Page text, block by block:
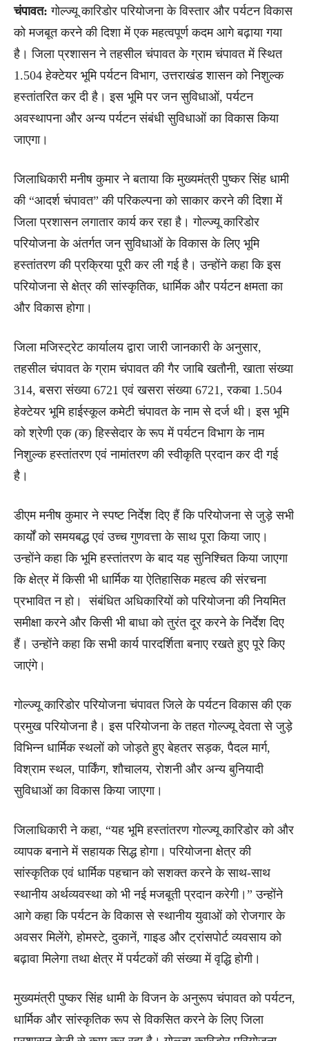
चंपावत: गोल्ज्यू कारिडोर परियोजना के विस्तार और पर्यटन विकास
को मजबूत करने की दिशा में एक महत्वपूर्ण कदम आगे बढ़ाया गया
है। जिला प्रशासन ने तहसील चंपावत के ग्राम चंपावत में स्थित
1.504 हेक्टेयर भूमि पर्यटन विभाग, उत्तराखंड शासन को निशुल्क
हस्तांतरित कर दी है। इस भूमि पर जन सुविधाओं, पर्यटन
अवस्थापना और अन्य पर्यटन संबंधी सुविधाओं का विकास किया
जाएगा।
जिलाधिकारी मनीष कुमार ने बताया कि मुख्यमंत्री पुष्कर सिंह धामी
की “आदर्श चंपावत” की परिकल्पना को साकार करने की दिशा में
जिला प्रशासन लगातार कार्य कर रहा है। गोल्ज्यू कारिडोर
परियोजना के अंतर्गत जन सुविधाओं के विकास के लिए भूमि
हस्तांतरण की प्रक्रिया पूरी कर ली गई है। उन्होंने कहा कि इस
परियोजना से क्षेत्र की सांस्कृतिक, धार्मिक और पर्यटन क्षमता का
और विकास होगा।
जिला मजिस्ट्रेट कार्यालय द्वारा जारी जानकारी के अनुसार,
तहसील चंपावत के ग्राम चंपावत की गैर जाबि खतौनी, खाता संख्या
314, बसरा संख्या 6721 एवं खसरा संख्या 6721, रकबा 1.504
हेक्टेयर भूमि हाईस्कूल कमेटी चंपावत के नाम से दर्ज थी। इस भूमि
को श्रेणी एक (क) हिस्सेदार के रूप में पर्यटन विभाग के नाम
निशुल्क हस्तांतरण एवं नामांतरण की स्वीकृति प्रदान कर दी गई
है।
डीएम मनीष कुमार ने स्पष्ट निर्देश दिए हैं कि परियोजना से जुड़े सभी
कार्यों को समयबद्ध एवं उच्च गुणवत्ता के साथ पूरा किया जाए।
उन्होंने कहा कि भूमि हस्तांतरण के बाद यह सुनिश्चित किया जाएगा
कि क्षेत्र में किसी भी धार्मिक या ऐतिहासिक महत्व की संरचना
प्रभावित न हो। संबंधित अधिकारियों को परियोजना की नियमित
समीक्षा करने और किसी भी बाधा को तुरंत दूर करने के निर्देश दिए
हैं। उन्होंने कहा कि सभी कार्य पारदर्शिता बनाए रखते हुए पूरे किए
जाएंगे।
गोल्ज्यू कारिडोर परियोजना चंपावत जिले के पर्यटन विकास की एक
प्रमुख परियोजना है। इस परियोजना के तहत गोल्ज्यू देवता से जुड़े
विभिन्न धार्मिक स्थलों को जोड़ते हुए बेहतर सड़क, पैदल मार्ग,
विश्राम स्थल, पार्किंग, शौचालय, रोशनी और अन्य बुनियादी
सुविधाओं का विकास किया जाएगा।
जिलाधिकारी ने कहा, “यह भूमि हस्तांतरण गोल्ज्यू कारिडोर को और
व्यापक बनाने में सहायक सिद्ध होगा। परियोजना क्षेत्र की
सांस्कृतिक एवं धार्मिक पहचान को सशक्त करने के साथ-साथ
स्थानीय अर्थव्यवस्था को भी नई मजबूती प्रदान करेगी।” उन्होंने
आगे कहा कि पर्यटन के विकास से स्थानीय युवाओं को रोजगार के
अवसर मिलेंगे, होमस्टे, दुकानें, गाइड और ट्रांसपोर्ट व्यवसाय को
बढ़ावा मिलेगा तथा क्षेत्र में पर्यटकों की संख्या में वृद्धि होगी।
मुख्यमंत्री पुष्कर सिंह धामी के विजन के अनुरूप चंपावत को पर्यटन,
धार्मिक और सांस्कृतिक रूप से विकसित करने के लिए जिला